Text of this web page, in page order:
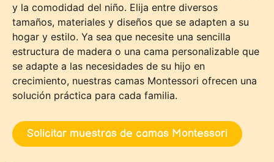
y la comodidad del niño. Elija entre diversos
tamaños, materiales y diseños que se adapten a su
hogar y estilo. Ya sea que necesite una sencilla
estructura de madera o una cama personalizable que
se adapte a las necesidades de su hijo en
crecimiento, nuestras camas Montessori ofrecen una
solución práctica para cada familia.
Solicitar muestras de camas Montessori